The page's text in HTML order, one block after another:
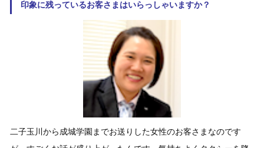
印象に残っているお客さまはいらっしゃいますか？
二子玉川から成城学園までお送りした女性のお客さまなのです